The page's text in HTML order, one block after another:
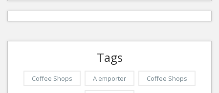
Tags
Coffee Shops A emporter Coffee Shops